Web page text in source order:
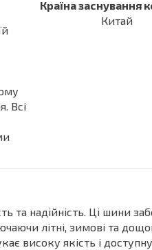
Всі
Країна заснування
Китай
та надійність. Ці шини
літні, зимові та
високу якість і